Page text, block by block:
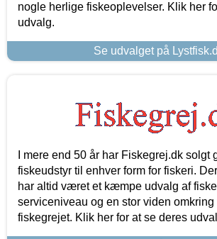
nogle herlige fiskeoplevelser. Klik her
udvalg.
Se udvalget på
I mere end 50 år har Fiskegrej.dk solgt
fiskeudstyr til enhver form for fiskeri.
har altid været et kæmpe udvalg af
serviceniveau og en stor viden omkring
fiskegrejet. Klik her for at se deres